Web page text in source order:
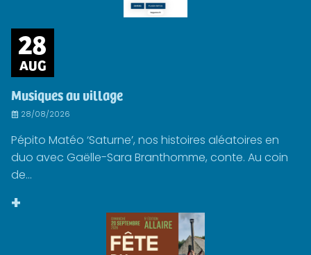
28
AUG
Musiques au village
28/08/2026
Pépito Matéo ‘Saturne’, nos histoires aléatoires en
duo avec Gaëlle-Sara Branthomme, conte. Au coin
de...
+